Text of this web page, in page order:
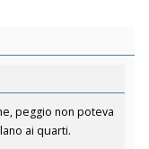
peggio non poteva
ai quarti.